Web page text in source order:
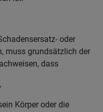
oder
muss grundsätzlich der
dass
Körper oder die